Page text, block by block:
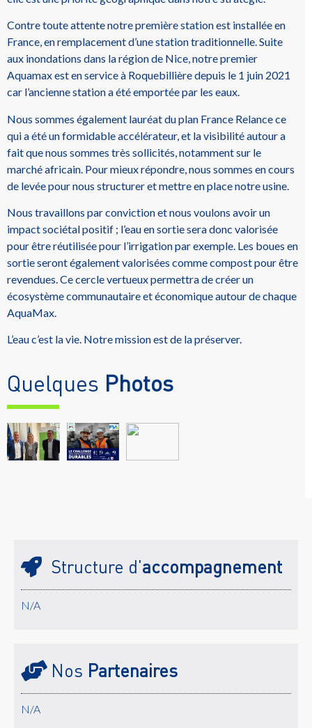
Contre toute attente notre première station est installée en
France, en remplacement d’une station traditionnelle. Suite
aux inondations dans la région de Nice, notre premier
Aquamax est en service à Roquebillière depuis le 1 juin 2021
car l’ancienne station a été emportée par les eaux.
Nous sommes également lauréat du plan France Relance ce
qui a été un formidable accélérateur, et la visibilité autour a
fait que nous sommes très sollicités, notamment sur le
marché africain. Pour mieux répondre, nous sommes en cours
de levée pour nous structurer et mettre en place notre usine.
Nous travaillons par conviction et nous voulons avoir un
impact sociétal positif ; l’eau en sortie sera donc valorisée
pour être réutilisée pour l’irrigation par exemple. Les boues en
sortie seront également valorisées comme compost pour être
revendues. Ce cercle vertueux permettra de créer un
écosystème communautaire et économique autour de chaque
AquaMax.
L’eau c’est la vie. Notre mission est de la préserver.
Quelques Photos
Structure d'accompagnement
N/A
Nos Partenaires
N/A